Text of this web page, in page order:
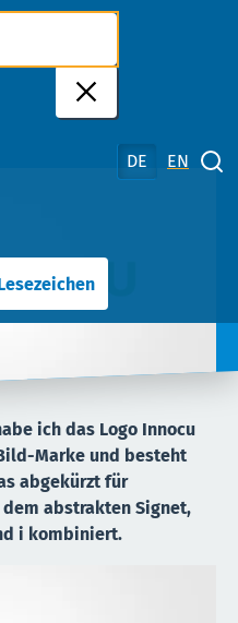
DE EN
ich das Logo Innocu
Marke und besteht
abgekürzt für
abstrakten Signet,
i kombiniert.